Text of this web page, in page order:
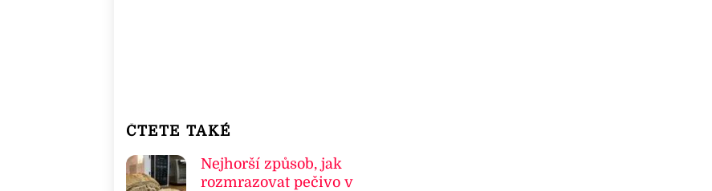
ČTETE TAKÉ
Nejhorší způsob, jak
rozmrazovat pečivo v